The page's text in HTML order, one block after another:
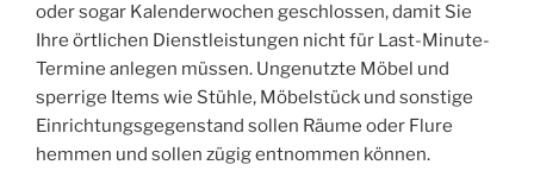
oder sogar Kalenderwochen geschlossen, damit Sie
Ihre örtlichen Dienstleistungen nicht für Last-Minute-
Termine anlegen müssen. Ungenutzte Möbel und
sperrige Items wie Stühle, Möbelstück und sonstige
Einrichtungsgegenstand sollen Räume oder Flure
hemmen und sollen zügig entnommen können.